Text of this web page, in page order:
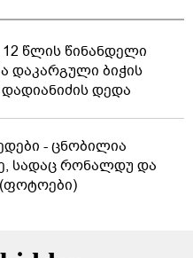
12 წლის წინანდელი
დაკარგული ბიჭის
დადიანიძის დედა
- ცნობილია
სადაც რონალდუ და